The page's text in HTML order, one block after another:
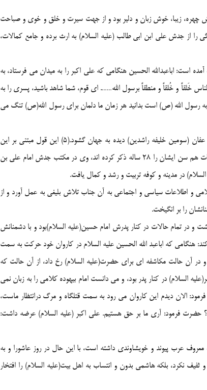
چهره، زيبا، خوش زبان و دلير بود و از جهت سيرت و خلق و خوي و صباحت
را از جدش علي ابن ابي طالب (علیه السلام) به ارث برده و جامع كمالات،
است: اباعبدالله الحسين هنگامي كه علي اكبر را به ميدان مي فرستاد، به
خَلقاً و خُلقاً و منطقاً برسول الله……. اي قوم، شما شاهد باشيد، پسري را به
رسول الله (ص) است بدانيد هر زمان ما دلمان براي رسول الله(ص) تنگ مي
بنا به نقل ابوالفرج اصفهاني، آن حضرت درعصر خلافت عثمان بن عفان (سومين خليفه راشدين) ديده به جهان گشود.(5) اين قول مبتني بر اين
است كه وي به هنگام شهادت بيست و پنج ساله بود. در برخي روايات هم سن ايشان را 28 ساله ذكر كرده اند، وي در مكتب جدش امام علي بن
در مدينه و كوفه تربيت و رشد و كمال يافت.
و اطلاعات سياسي و اجتماعي به آن جناب تلاش بليغي به عمل آورد و از
را بر انگيخت.
و در تمام حالات در كنار پدرش امام حسين(علیه السلام)بود و با دشمنانش
كه اباعبد الله الحسين عليه السلام در كاروان خود حركت به سمت
در آن حالت مكاشفه اي براي حضرت(علیه السلام) رخ داد، از آن حالت كه
السلام) در كنار پدر بود، و مي دانست امام بيهوده كلامي را به زبان نمي
الان ديدم اين كاروان مي رود به سمت قتلگاه و مرگ درانتظار ماست،
حضرت فرمود: آري ما بر حق هستيم. علي اكبر (علیه السلام) عرضه داشت:
عرب پيوند و خويشاوندي داشته است، با اين حال در روز عاشورا و به
ثفيف نكرد، بلكه هاشمي بدون و انتساب به اهل بيت(علیه السلام) را افتخار